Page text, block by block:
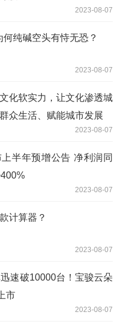
2023-08-07
何纯碱空头有恃无恐？
2023-08-07
化软实力，让文化渗透城
众生活、赋能城市发展
2023-08-07
半年预增公告 净利润同
2023-08-07
计算器？
2023-08-07
速破10000台！宝骏云朵
市
2023-08-07